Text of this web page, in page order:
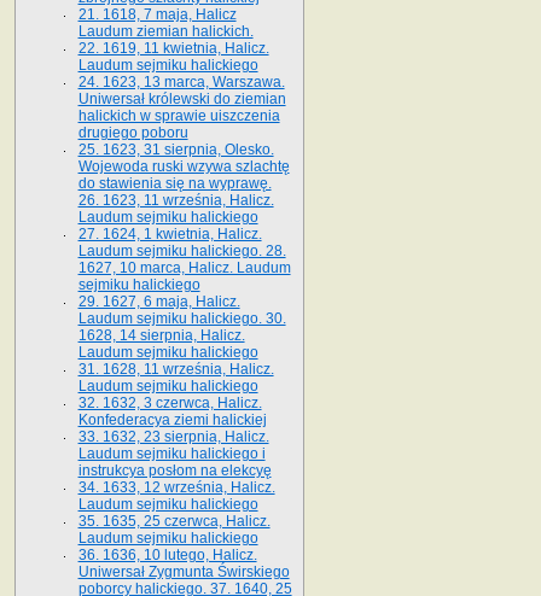
21. 1618, 7 maja, Halicz
Laudum ziemian halickich.
22. 1619, 11 kwietnia, Halicz.
Laudum sejmiku halickiego
24. 1623, 13 marca, Warszawa.
Uniwersał królewski do ziemian
halickich w sprawie uiszczenia
drugiego poboru
25. 1623, 31 sierpnia, Olesko.
Wojewoda ruski wzywa szlachtę
do stawienia się na wyprawę.
26. 1623, 11 września, Halicz.
Laudum sejmiku halickiego
27. 1624, 1 kwietnia, Halicz.
Laudum sejmiku halickiego. 28.
1627, 10 marca, Halicz. Laudum
sejmiku halickiego
29. 1627, 6 maja, Halicz.
Laudum sejmiku halickiego. 30.
1628, 14 sierpnia, Halicz.
Laudum sejmiku halickiego
31. 1628, 11 września, Halicz.
Laudum sejmiku halickiego
32. 1632, 3 czerwca, Halicz.
Konfederacya ziemi halickiej
33. 1632, 23 sierpnia, Halicz.
Laudum sejmiku halickiego i
instrukcya posłom na elekcyę
34. 1633, 12 września, Halicz.
Laudum sejmiku halickiego
35. 1635, 25 czerwca, Halicz.
Laudum sejmiku halickiego
36. 1636, 10 lutego, Halicz.
Uniwersał Zygmunta Świrskiego
poborcy halickiego. 37. 1640, 25